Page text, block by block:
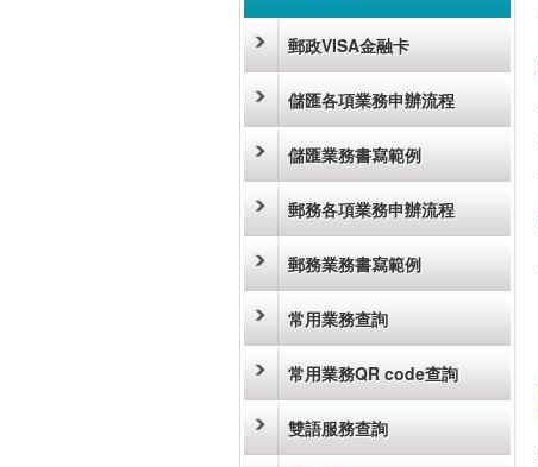
郵政VISA金融卡
儲匯各項業務申辦流程
儲匯業務書寫範例
郵務各項業務申辦流程
郵務業務書寫範例
常用業務查詢
常用業務QR code查詢
雙語服務查詢